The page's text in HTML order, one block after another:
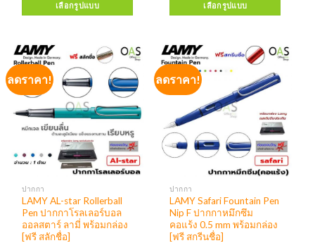
เลือกรูปแบบ
ลดราคา!
ปากกา
LAMY AL-star Rollerball
Pen ปากกาโรลเลอร์บอล
ออลสตาร์ ลามี่ พร้อมกล่อง
[ฟรี สลักชื่อ]
ลดราคา!
ปากกา
LAMY Safari Fountain Pen
Nip F ปากกาหมึกซึม
คอแร้ง 0.5 mm พร้อมกล่อง
[ฟรี สกรีนชื่อ]
เลือกรูปแบบ